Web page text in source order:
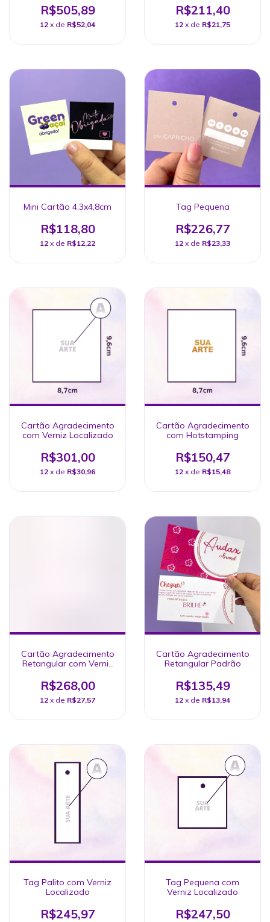
R$505,89
12 x de R$52,04
R$211,40
12 x de R$21,75
Mini Cartão 4,3x4,8cm
R$118,80
12 x de R$12,22
Tag Pequena
R$226,77
12 x de R$23,33
Cartão Agradecimento
com Verniz Localizado
R$301,00
12 x de R$30,96
Cartão Agradecimento
com Hotstamping
R$150,47
12 x de R$15,48
Cartão Agradecimento
Retangular com Verniz
R$268,00
12 x de R$27,57
Cartão Agradecimento
Retangular Padrão
R$135,49
12 x de R$13,94
Tag Palito com Verniz
Localizado
R$245,97
Tag Pequena com
Verniz Localizado
R$247,50